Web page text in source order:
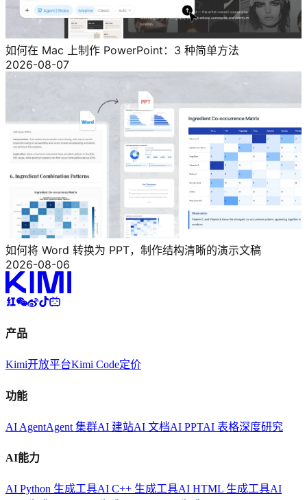
如何在 Mac 上制作 PowerPoint：3 种简单方法
2026-08-07
如何将 Word 转换为 PPT，制作结构清晰的演示文稿
2026-08-06
产品
Kimi开放平台Kimi Code定价
功能
AI AgentAgent 集群AI 建站AI 文档AI PPTAI 表格深度研究
AI能力
AI Python 生成工具AI C++ 生成工具AI HTML 生成工具AI